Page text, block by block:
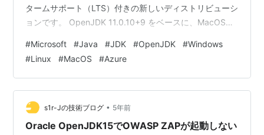
タームサポート（LTS）付きの新しいディストリビューシ
ョンです。 OpenJDK 11.0.10+9 をベースに、MacOS、
が用意されているほか、最新の OpenJDK 16+36 をベー
スにした Windows AArch64/ARM64版Java16 のアーリ
ー・アクセスバイナリも公開されています。 下記のリン
クでダウンロー…
#Microsoft #Java #JDK #OpenJDK #Windows
#Linux #MacOS #Azure
s1r-Jの技術ブログ • 5年前
Oracle OpenJDK15でOWASP ZAPが起動しない